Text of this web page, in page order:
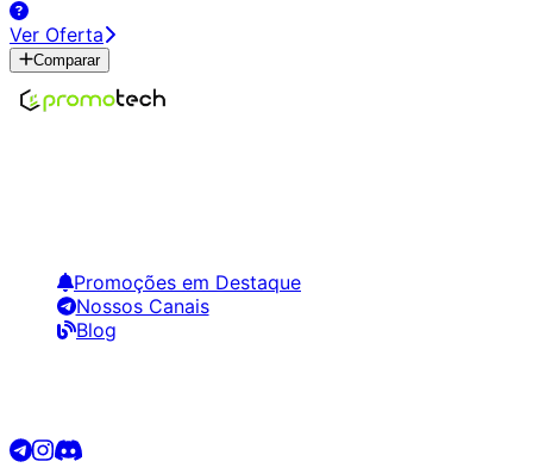
Ver Oferta
Comparar
Promoções em Destaque
Nossos Canais
Blog